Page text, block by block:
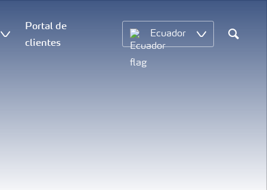
Portal de
clientes
Ecuador
Search